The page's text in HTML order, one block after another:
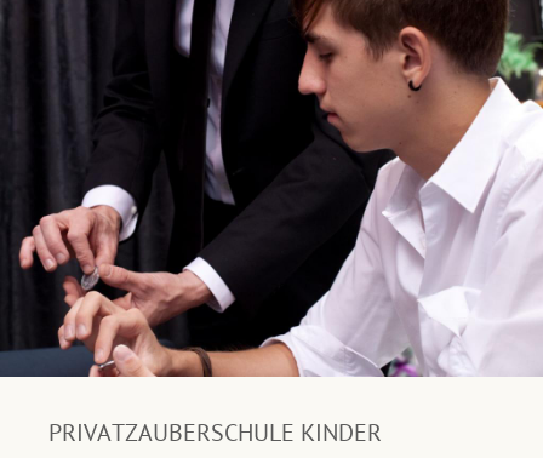
PRIVATZAUBERSCHULE KINDER